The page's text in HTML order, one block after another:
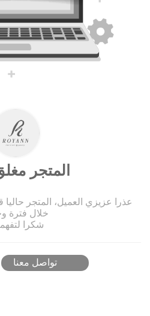
المتجر
عذرا عزيزي العميل، المتجر حاليا
خلال فترة
شكرا
تواصل معنا